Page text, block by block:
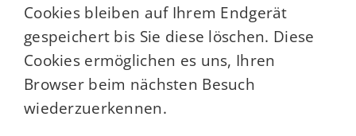
Cookies bleiben auf Ihrem Endgerät
gespeichert bis Sie diese löschen. Diese
Cookies ermöglichen es uns, Ihren
Browser beim nächsten Besuch
wiederzuerkennen.